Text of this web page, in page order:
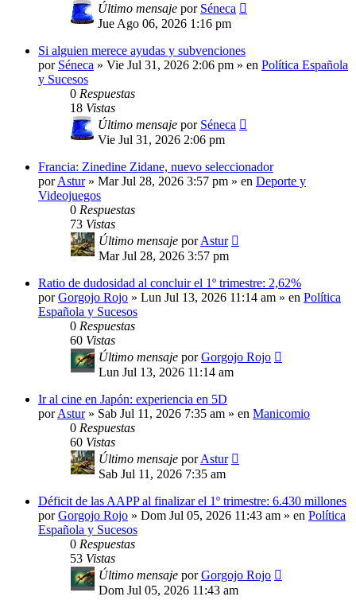
Último mensaje por Séneca
Jue Ago 06, 2026 1:16 pm
Si alguien merece ayudas y subvenciones
por Séneca » Vie Jul 31, 2026 2:06 pm » en Política Española
y Sucesos
0 Respuestas
18 Vistas
Último mensaje por Séneca
Vie Jul 31, 2026 2:06 pm
Francia: Zinedine Zidane, nuevo seleccionador
porAstur» Mar Jul 28, 2026 3:57 pm » en Deporte y
Videojuegos
0 Respuestas
73 Vistas
Último mensaje porAstur
Mar Jul 28, 2026 3:57 pm
Ratio de dudosidad al concluir el 1º trimestre: 2,62%
porGorgojo Rojo » Lun Jul 13, 2026 11:14 am » en Política
Española y Sucesos
0 Respuestas
60 Vistas
Último mensaje porGorgojo Rojo
Lun Jul 13, 2026 11:14 am
Ir al cine en Japón: experiencia en 5D
porAstur» Sab Jul 11, 2026 7:35 am » en Manicomio
0 Respuestas
60 Vistas
Último mensaje porAstur
Sab Jul 11, 2026 7:35 am
Déficit de las AAPP al finalizar el 1º trimestre: 6.430 millones
porGorgojo Rojo » Dom Jul 05, 2026 11:43 am » en Política
Española y Sucesos
0 Respuestas
53 Vistas
Último mensaje porGorgojo Rojo
Dom Jul 05, 2026 11:43 am